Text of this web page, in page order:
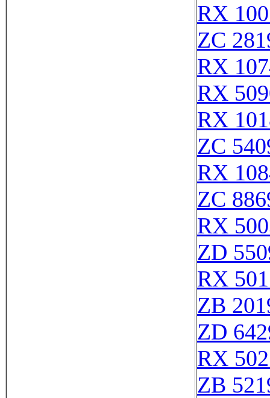
RX
ZC
RX
RX
RX
ZC
RX
ZC
RX
ZD
RX
ZB
ZD
RX
ZB